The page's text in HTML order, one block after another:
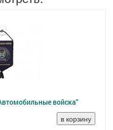
войска"